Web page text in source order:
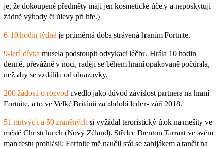
je, že dokoupené předměty mají jen kosmetické účely a neposkytují
žádné výhody či úlevy při hře.)
6-10 hodin týdně je průměrná doba strávená hraním Fortnite.
9-letá dívka musela podstoupit odvykací léčbu. Hrála 10 hodin
denně, převážně v noci, raději se během hraní opakovaně počůrala,
než aby se vzdálila od obrazovky.
200 žádostí o rozvod uvedlo jako důvod závislost partnera na hraní
Fortnite, a to ve Velké Británii za období leden- září 2018.
51 mrtvých a 50 zraněných si vyžádal teroristický útok na mešity ve
městě Christchurch (Nový Zéland). Střelec Brenton Tarrant ve svém
manifestu prohlásil: Fortnite mě naučil stát se zabijákem a tančit na